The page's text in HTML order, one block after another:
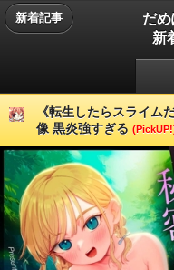
新着記事
だ
新
《転生したらスライム
像 黒炎強すぎる